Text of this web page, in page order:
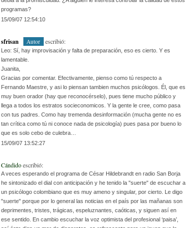
programas?
15/09/07 12:54:10
sfrisan Autor escribió:
Leo: Sí, hay improvisación y falta de preparación, eso es cierto. Y es
lamentable.
Juanita,
Gracias por comentar. Efectivamente, pienso como tú respecto a
Fernando Maestre, y asi lo piensan tambien muchos psicólogos. Él, que es
muy buen orador (hay que reconocérselo), pues tiene mucho público y
llega a todos los estratos socieconomicos. Y la gente le cree, como pasa
con tus padres. Como hay tremenda desinformación (mucha gente no es
tan crítica como tú ni conoce nada de psicología) pues pasa por bueno lo
que es solo cebo de culebra…
15/09/07 13:52:27
Cándidoescribió:
A veces esperando el programa de César Hildebrandt en radio San Borja
he sintonizado el dial con anticipación y he tenido la "suerte" de escuchar a
un psicólogo colombiano que es muy ameno y singular, por cierto. Le digo
"suerte" porque por lo general las noticias en el país por las mañanas son
deprimentes, tristes, trágicas, espeluznantes, caóticas, y siguen así en
ese sentido. En cambio escuchar la voz optimista del profesional ‘paisa’,